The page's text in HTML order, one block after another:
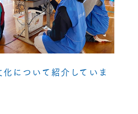
について紹介していま